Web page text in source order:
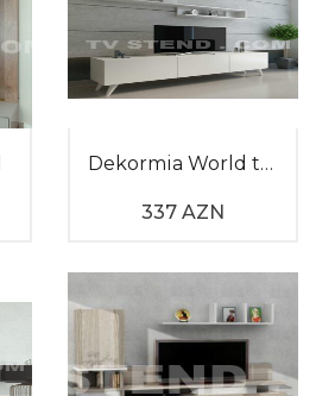
Dekormia World televizor altı
337 AZN